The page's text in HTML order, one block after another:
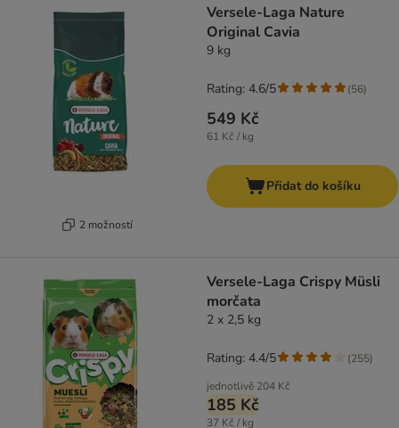
2 možností
Versele-Laga Nature
Original Cavia
9 kg
549 Kč
61 Kč / kg
Rating: 4.6/5 (56)
Přidat do košíku
Versele-Laga Crispy Müsli
morčata
2 x 2,5 kg
jednotlivě 204 Kč
185 Kč
37 Kč / kg
Rating: 4.4/5 (255)